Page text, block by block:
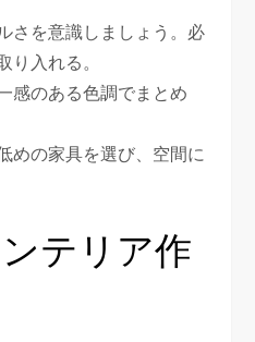
さを意識しましょう。必
り入れる。
感のある色調でまとめ
めの家具を選び、空間に
テリア作